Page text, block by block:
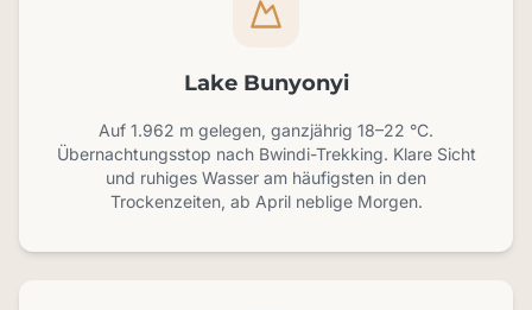
Lake Bunyonyi
Auf 1.962 m gelegen, ganzjährig 18–22 °C.
Übernachtungsstop nach Bwindi-Trekking. Klare Sicht
und ruhiges Wasser am häufigsten in den
Trockenzeiten, ab April neblige Morgen.